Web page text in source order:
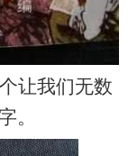
让我们无数
。